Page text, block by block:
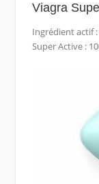
Viagra
Ingrédient actif
Super Active :